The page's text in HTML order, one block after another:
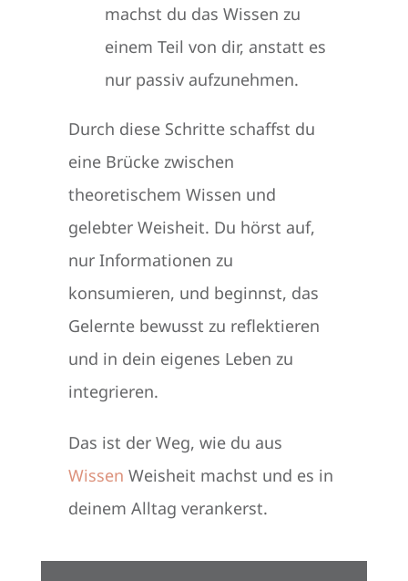
machst du das Wissen zu
einem Teil von dir, anstatt es
nur passiv aufzunehmen.
Durch diese Schritte schaffst du
eine Brücke zwischen
theoretischem Wissen und
gelebter Weisheit. Du hörst auf,
nur Informationen zu
konsumieren, und beginnst, das
Gelernte bewusst zu reflektieren
und in dein eigenes Leben zu
integrieren.
Das ist der Weg, wie du aus
Wissen Weisheit machst und es in
deinem Alltag verankerst.